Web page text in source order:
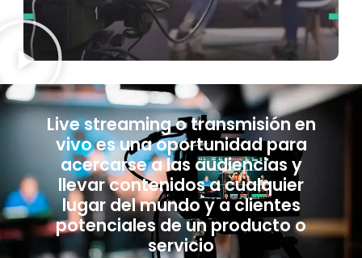
Live streaming o transmisión en
vivo es una oportunidad para
acercarse a las audiencias y
llevar contenidos a cualquier
lugar del mundo y a clientes
potenciales de un producto o
servicio